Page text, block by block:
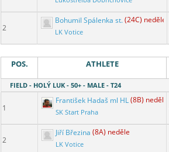
2
Bohumil Spálenka st.(24C) neděle
LK Votice
POS. ATHLETE
FIELD - HOLÝ LUK - 50+ - MALE - T24
1
František Hadaš ml HL(8B) neděle
SK Start Praha
2
Jiří Březina (8A) neděle
LK Votice